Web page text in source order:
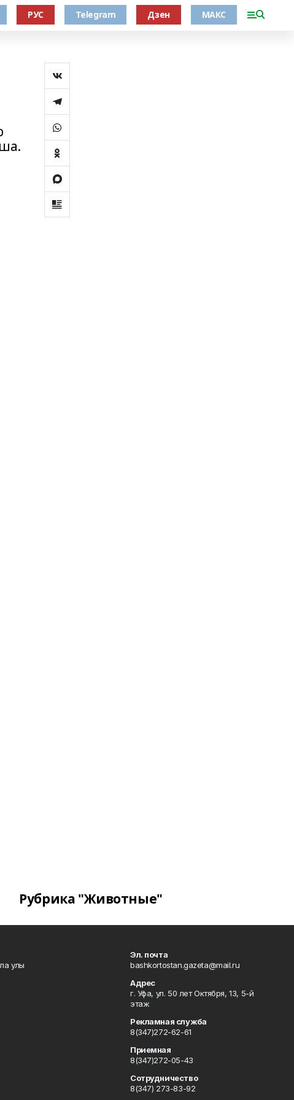
РУС Telegram Дзен МАКС
Рубрика "Животные"
улы
Эл. почта
bashkortostan.gazeta@mail.ru
Адрес
г. Уфа, ул. 50 лет Октября, 13, 5-й
этаж
Рекламная служба
8(347)272-62-61
Приемная
8(347)272-05-43
Сотрудничество
8(347) 273-83-92